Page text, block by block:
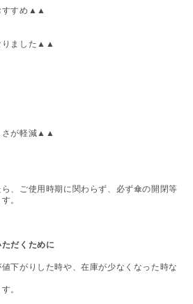
すすめ▲▲
りました▲▲
さが軽減▲▲
、ご使用時期に関わらず、必ず傘の開閉等
。
だくために
下がりした時や、在庫が少なくなった時な
。